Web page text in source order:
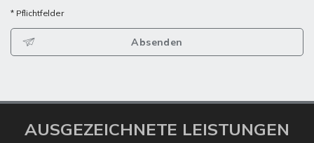
* Pflichtfelder
Absenden
AUSGEZEICHNETE LEISTUNGEN